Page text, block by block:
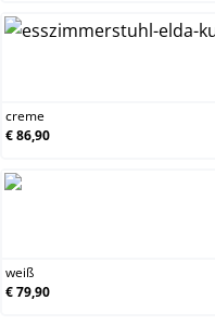
creme
€ 86,90
weiß
€ 79,90